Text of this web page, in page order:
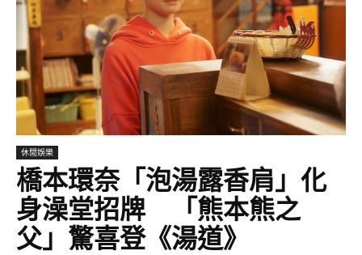
休閒娛樂
橋本環奈「泡湯露香肩」化
身澡堂招牌 「熊本熊之
父」驚喜登《湯道》